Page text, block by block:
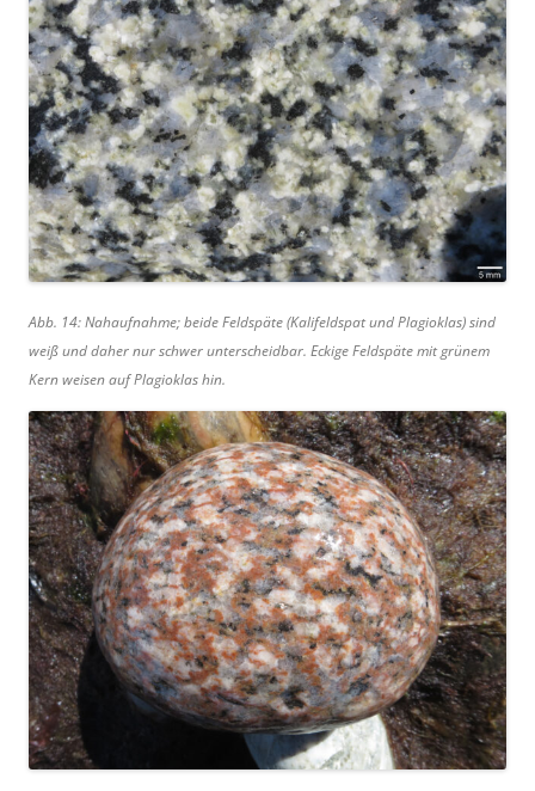
Abb. 14: Nahaufnahme; beide Feldspäte (Kalifeldspat und Plagioklas) sind
weiß und daher nur schwer unterscheidbar. Eckige Feldspäte mit grünem
Kern weisen auf Plagioklas hin.